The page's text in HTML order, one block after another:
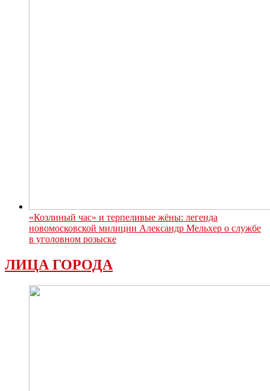
«Козлиный час» и терпеливые жёны: легенда
новомосковской милиции Александр Мельхер о службе
в уголовном розыске
ЛИЦА ГОРОДА